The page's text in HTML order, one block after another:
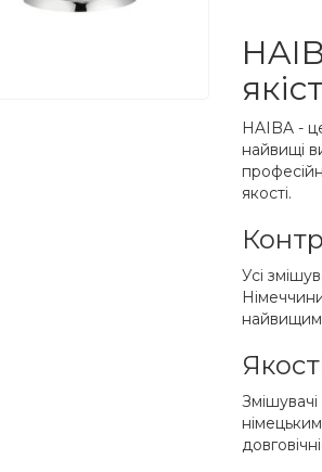
HAIBA -
найвищі
якості.
Усі
найвищим